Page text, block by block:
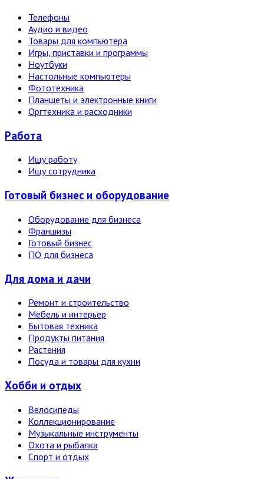
Телефоны
Аудио и видео
Товары для компьютера
Игры, приставки и программы
Ноутбуки
Настольные компьютеры
Фототехника
Планшеты и электронные книги
Оргтехника и расходники
Работа
Ищу работу
Ищу сотрудника
Готовый бизнес и оборудование
Оборудование для бизнеса
Франшизы
Готовый бизнес
ПО для бизнеса
Для дома и дачи
Ремонт и строительство
Мебель и интерьер
Бытовая техника
Продукты питания
Растения
Посуда и товары для кухни
Хобби и отдых
Велосипеды
Коллекционирование
Музыкальные инструменты
Охота и рыбалка
Спорт и отдых